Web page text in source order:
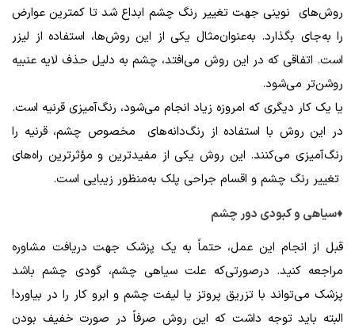
روش‌های نوینی جهت تغییر رنگ چشم ابداع شد تا کمترین عوارض
را به‌جای بگذارد. به‌عنوان‌مثال یکی از این روش‌ها، استفاده از لیزر
است. اتفاقی که در این روش می‌افتد، چشم به دلیل حذف لایه عنبیه
روشن‌تر می‌شود.
یا یک کار دیگری که امروزه زیاد انجام می‌شود، رنگ‌آمیزی قرنیه است.
در این روش با استفاده از رنگ‌دانه‌های مخصوص چشم، قرنیه را
رنگ‌آمیزی می‌کنند. این روش یکی از مفیدترین و مؤثرترین راه‌های
تغییر رنگ چشم و اقسام جراحی پلک به‌منظور زیبایی است.
♦سیاهی و کبودی دور چشم
قبل از انجام این عمل، حتماً به یک پزشک جهت دریافت مشاوره
مراجعه کنید. درصورتی‌که علت سیاهی چشم، گودی چشم باشد
پزشک می‌تواند با تزریق پروتز یا لیفت چشم و ابرو کار را در بیاورد!
البته باید توجه داشت که این روش صرفاً در صورت خفیف بودن